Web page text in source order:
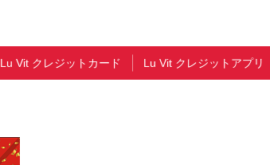
Lu Vit クレジットカード Lu Vit クレジットアプリ